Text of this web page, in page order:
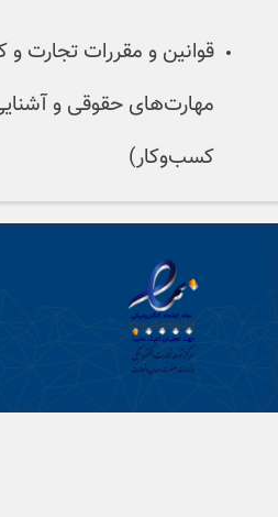
و مقررات تجارت و کار (در
حقوقی و آشنایی با